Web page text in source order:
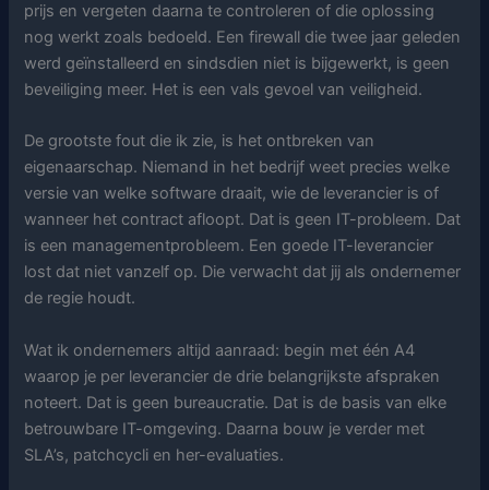
prijs en vergeten daarna te controleren of die oplossing
nog werkt zoals bedoeld. Een firewall die twee jaar geleden
werd geïnstalleerd en sindsdien niet is bijgewerkt, is geen
beveiliging meer. Het is een vals gevoel van veiligheid.
De grootste fout die ik zie, is het ontbreken van
eigenaarschap. Niemand in het bedrijf weet precies welke
versie van welke software draait, wie de leverancier is of
wanneer het contract afloopt. Dat is geen IT-probleem. Dat
is een managementprobleem. Een goede IT-leverancier
lost dat niet vanzelf op. Die verwacht dat jij als ondernemer
de regie houdt.
Wat ik ondernemers altijd aanraad: begin met één A4
waarop je per leverancier de drie belangrijkste afspraken
noteert. Dat is geen bureaucratie. Dat is de basis van elke
betrouwbare IT-omgeving. Daarna bouw je verder met
SLA’s, patchcycli en her-evaluaties.